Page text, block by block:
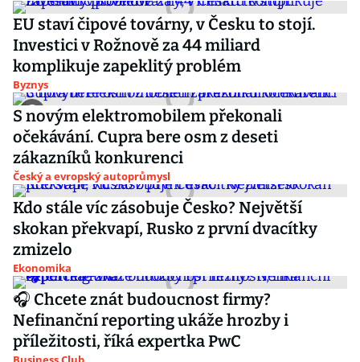
EU staví čipové továrny, v Česku to stojí.
Investici v Rožnově za 44 miliard
komplikuje zapeklitý problém
Byznys
S novým elektromobilem překonali
očekávání. Cupra bere osm z deseti
zákazníků konkurenci
Český a evropský autoprůmysl
Kdo stále víc zásobuje Česko? Největší
skokan překvapí, Rusko z první dvacítky
zmizelo
Ekonomika
🎧 Chcete znát budoucnost firmy?
Nefinanční reporting ukáže hrozby i
příležitosti, říká expertka PwC